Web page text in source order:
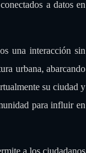
a datos en
una interacción sin
urbana, abarcando
su ciudad y
para influir en